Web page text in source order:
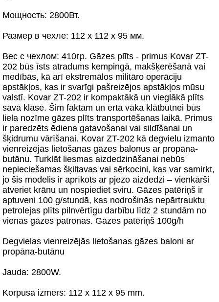
Мощность: 2800Вт.
Размер в чехле: 112 х 112 х 95 мм.
Вес с чехлом: 410гр. Gāzes plīts - primus Kovar ZT-
202 būs īsts atradums kempingā, makšķerēšanā vai
medībās, kā arī ekstremālos militāro operāciju
apstākļos, kas ir svarīgi pašreizējos apstākļos mūsu
valstī. Kovar ZT-202 ir kompaktākā un vieglākā plīts
savā klasē. Šim faktam un ērta vāka klātbūtnei būs
liela nozīme gāzes plīts transportēšanas laikā. Primus
ir paredzēts ēdiena gatavošanai vai sildīšanai un
šķidrumu vārīšanai. Kovar ZT-202 kā degvielu izmanto
vienreizējās lietošanas gāzes balonus ar propāna-
butānu. Turklāt liesmas aizdedzināšanai nebūs
nepieciešamas šķiltavas vai sērkociņi, kas var samirkt,
jo šis modelis ir aprīkots ar pjezo aizdedzi – vienkārši
atveriet krānu un nospiediet sviru. Gāzes patēriņš ir
aptuveni 100 g/stundā, kas nodrošinās nepārtrauktu
petrolejas plīts pilnvērtīgu darbību līdz 2 stundām no
vienas gāzes patronas. Gāzes patēriņš 100g/h
Degvielas vienreizējās lietošanas gāzes baloni ar
propāna-butānu
Jauda: 2800W.
Korpusa izmērs: 112 x 112 x 95 mm.